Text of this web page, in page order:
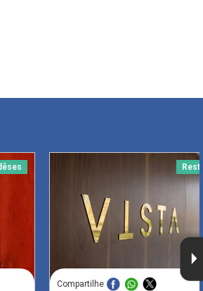
Compartilhe